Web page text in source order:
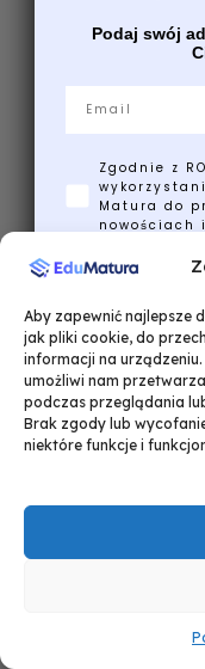
Aby zapewnić najlepsze
jak pliki cookie, do
informacji na
umożliwi nam
podczas przeglądania
Brak zgody lub
niektóre funkcje i
Podaj swój
Zgodnie z
Matura do
nowościach
Nie,